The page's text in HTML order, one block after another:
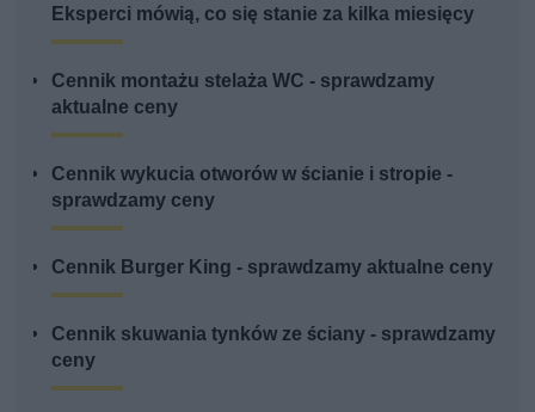
Eksperci mówią, co się stanie za kilka miesięcy
Cennik montażu stelaża WC - sprawdzamy
aktualne ceny
Cennik wykucia otworów w ścianie i stropie -
sprawdzamy ceny
Cennik Burger King - sprawdzamy aktualne ceny
Cennik skuwania tynków ze ściany - sprawdzamy
ceny